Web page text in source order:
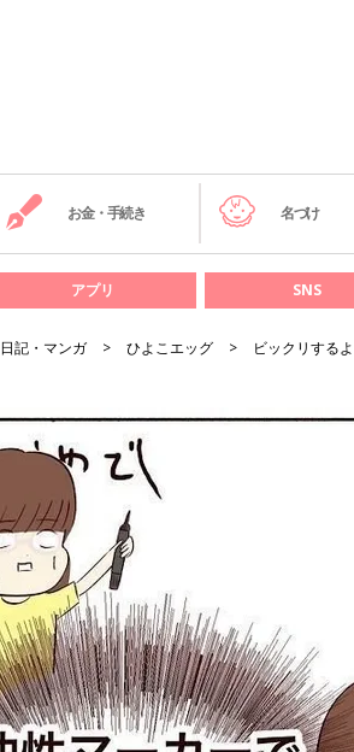
お金・手続き 名づけ
アプリ SNS
日記・マンガ ひよこエッグ ビックリする